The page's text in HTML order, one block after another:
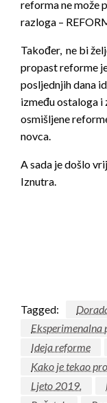
reforma ne može
razloga –
Također, ne bi
propast reforme
posljednjih dana
između ostaloga i
osmišljene
novca.
A sada je došlo
Iznutra.
Tagged:
Eksperimenalna
Ideja reforme
Kako je tekao
Ljeto 2019.